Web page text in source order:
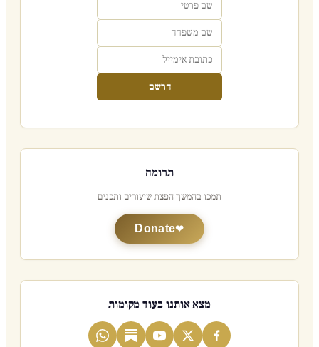
הרשם
תרומה
תמכו בהמשך הפצת שיעורים ותכנים
Donate
מצא אותנו בעוד מקומות